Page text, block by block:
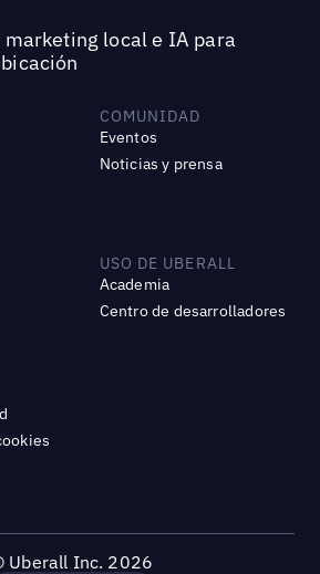
local e IA para
COMUNIDAD
Eventos
Noticias y prensa
USO DE UBERALL
Academia
Centro de desarrolladores
Uberall Inc. 2026